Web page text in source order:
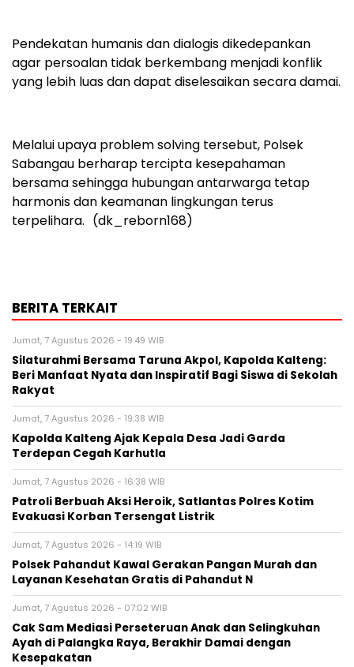
Pendekatan humanis dan dialogis dikedepankan
agar persoalan tidak berkembang menjadi konflik
yang lebih luas dan dapat diselesaikan secara damai.
Melalui upaya problem solving tersebut, Polsek
Sabangau berharap tercipta kesepahaman
bersama sehingga hubungan antarwarga tetap
harmonis dan keamanan lingkungan terus
terpelihara. (dk_reborn168)
BERITA TERKAIT
Jumat, 7 Agustus 2026 - 19:49 WIB
Silaturahmi Bersama Taruna Akpol, Kapolda Kalteng:
Beri Manfaat Nyata dan Inspiratif Bagi Siswa di Sekolah
Rakyat
Jumat, 7 Agustus 2026 - 19:38 WIB
Kapolda Kalteng Ajak Kepala Desa Jadi Garda
Terdepan Cegah Karhutla
Jumat, 7 Agustus 2026 - 16:38 WIB
Patroli Berbuah Aksi Heroik, Satlantas Polres Kotim
Evakuasi Korban Tersengat Listrik
Jumat, 7 Agustus 2026 - 14:19 WIB
Polsek Pahandut Kawal Gerakan Pangan Murah dan
Layanan Kesehatan Gratis di Pahandut N
Jumat, 7 Agustus 2026 - 07:02 WIB
Cak Sam Mediasi Perseteruan Anak dan Selingkuhan
Ayah di Palangka Raya, Berakhir Damai dengan
Kesepakatan